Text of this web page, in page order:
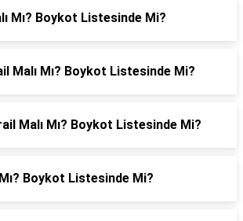
Mı? Boykot Listesinde Mi?
Malı Mı? Boykot Listesinde Mi?
Malı Mı? Boykot Listesinde Mi?
Boykot Listesinde Mi?